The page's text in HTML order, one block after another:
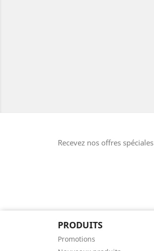
Recevez nos offres spéciales
PRODUITS
Promotions